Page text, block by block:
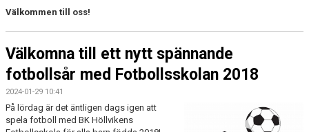
Välkommen till oss!
Välkomna till ett nytt spännande
fotbollsår med Fotbollsskolan 2018
2024-01-29 10:41
På lördag är det äntligen dags igen att
spela fotboll med BK Höllvikens